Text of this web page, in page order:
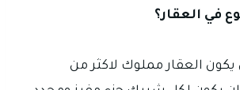
في العقار؟
يكون العقار مملوك لاكثر من